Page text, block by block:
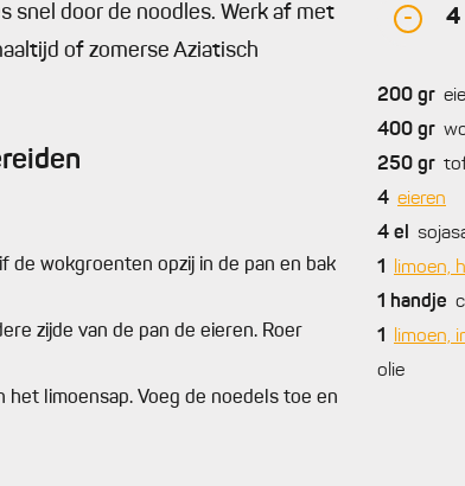
- 4
200 gr
400 gr
250 gr
4 eieren
4 el
1
limoen,
1 handje
1
limoen,
olie
snel door de noodles. Werk af met
of zomerse Aziatisch
de wokgroenten opzij in de pan en bak
zijde van de pan de eieren. Roer
limoensap. Voeg de noedels toe en